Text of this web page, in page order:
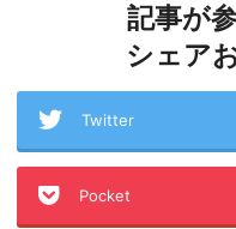
記事が
シェア
Twitter
Pocket